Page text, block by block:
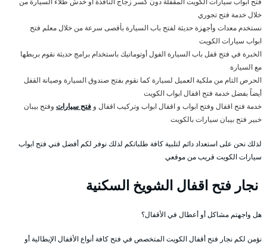
خلال خدمة فتح تجوري
نستخدم معدات وأجهزة حديثة لفتح باب السيارة بأقصى سرعة من خلال معلم فتح
ابواب سيارات الكويت
الخبرة في فتح قفل باب السيارة الفول أوتوماتيك باستخدام برامج حديثة نقوم بربطها
مع السيارة
الحرص التام من ملكية العميل لسيارة كما نقوم بفتح صندوق السيارة وصيانة القفل
أيضاً بفضل خدمة فتح اقفال ابواب الكويت
خدمة فتح اقفال وفتح ابواب و اقفال ابواب وتركيب اقفال و فتح سيارات وفتح بيبان
خبير فتح بيبان سيارات بالكويت
لذلك نحن على استعداد دائم لتلبية كافة طلباتكم لذلك نوفر لكم أفضل فني فتح ابواب
سيارات الكويت قريب من موقعي
نجار فتح اقفال الشويخ السكنية
هل واجهتم مشاكل أو أعطال في الأقفال؟
نؤمن لكم نجار فتح أقفال الكويت المتخصص في فتح كافة أنواع الأقفال الإيطالية أو